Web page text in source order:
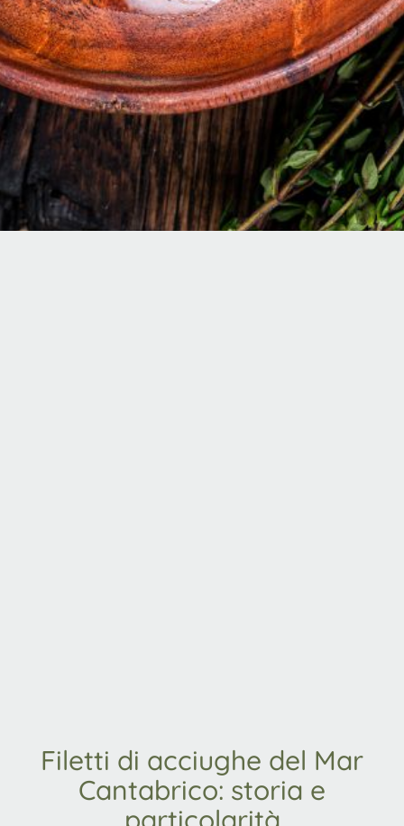
Filetti di acciughe del Mar
Cantabrico: storia e